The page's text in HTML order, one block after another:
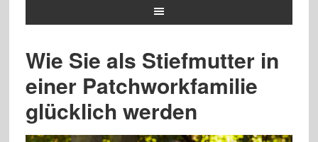
Wie Sie als Stiefmutter in
einer Patchworkfamilie
glücklich werden